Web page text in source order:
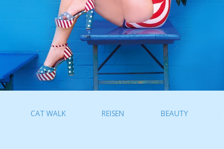
CAT WALK REISEN BEAUTY